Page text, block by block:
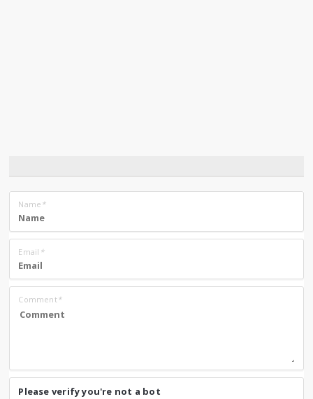
Name *
Email *
Comment*
Please verify you're not a bot